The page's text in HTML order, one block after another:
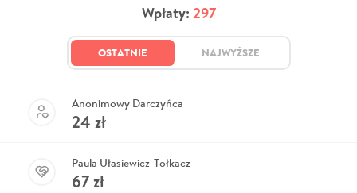
Wpłaty: 297
OSTATNIE NAJWYŻSZE
Anonimowy Darczyńca
24 zł
Paula Ułasiewicz-Tołkacz
67zł